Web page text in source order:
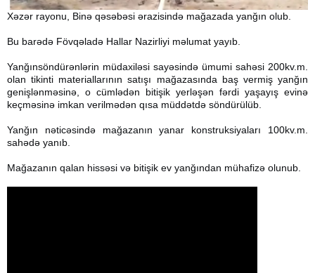
Xəzər rayonu, Binə qəsəbəsi ərazisində mağazada yanğın olub.
Bu barədə Fövqəladə Hallar Nazirliyi məlumat yayıb.
Yanğınsöndürənlərin müdaxiləsi sayəsində ümumi sahəsi 200kv.m.
olan tikinti materiallarının satışı mağazasında baş vermiş yanğın
genişlənməsinə, o cümlədən bitişik yerləşən fərdi yaşayış evinə
keçməsinə imkan verilmədən qısa müddətdə söndürülüb.
Yanğın nəticəsində mağazanın yanar konstruksiyaları 100kv.m.
sahədə yanıb.
Mağazanın qalan hissəsi və bitişik ev yanğından mühafizə olunub.